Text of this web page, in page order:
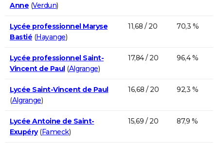
Anne (Verdun)
Lycée professionnel Maryse
Bastié (Hayange)
11,68 / 20 70,3 %
Lycée professionnel Saint-
Vincent de Paul(Algrange)
17,84 / 20 96,4 %
Lycée Saint-Vincent de Paul
(Algrange)
16,68 / 20 92,3 %
Lycée Antoine de Saint-
Exupéry(Fameck)
15,69 / 20 87,9 %